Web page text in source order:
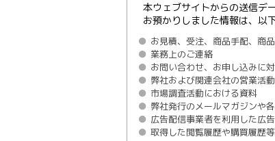
本ウェブサイトからの送信デ
お預かりしました情報は、以
お見積、受注、商品手配、商
業務上のご連絡
お問い合わせ、お申し込みに
弊社および関連会社の営業活
市場調査活動における資料
弊社発行のメールマガジンや
広告配信事業者を利用した広
取得した閲覧履歴や購買履歴